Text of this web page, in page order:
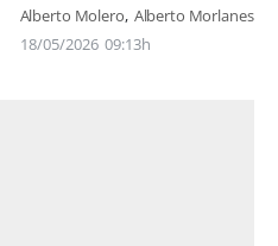
Alberto Molero Alberto Morlanes
18/05/2026 09:13h